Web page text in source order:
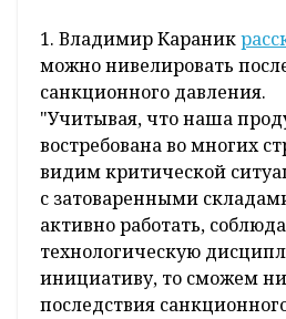
1. Владимир Караник
можно нивелировать
санкционного давления.
"Учитывая, что наша
востребована во многих
видим критической
с затоваренными
активно работать,
технологическую
инициативу, то сможем
последствия